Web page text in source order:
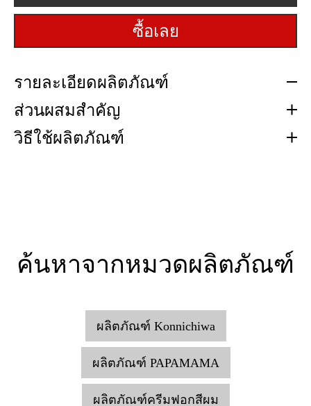
โอะ
เจล
450
ชิ้น
ซื้อเลย
รายละเอียดผลิตภัณฑ์
ส่วนผสมสำคัญ
วิธีใช้ผลิตภัณฑ์
ค้นหาจากหมวดผลิตภัณฑ์
ผลิตภัณฑ์ Konnichiwa
ผลิตภัณฑ์ PAPAMAMA
ผลิตภัณฑ์ครีมฟอกสีผม